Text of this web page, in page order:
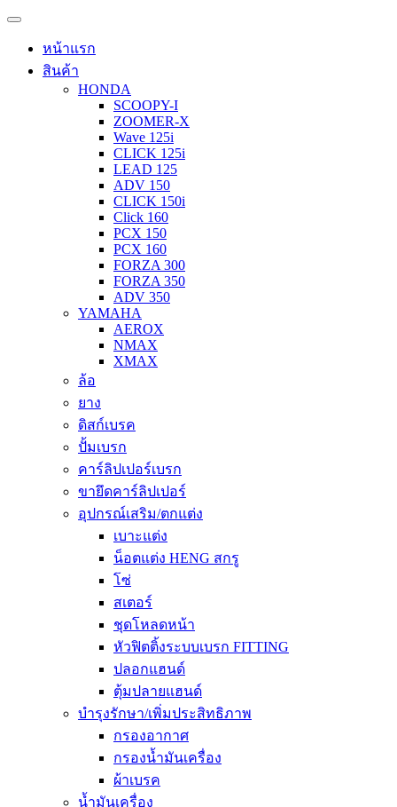
หน้าแรก
สินค้า
HONDA
SCOOPY-I
ZOOMER-X
Wave 125i
CLICK 125i
LEAD 125
ADV 150
CLICK 150i
Click 160
PCX 150
PCX 160
FORZA 300
FORZA 350
ADV 350
YAMAHA
AEROX
NMAX
XMAX
ล้อ
ยาง
ดิสก์เบรค
ปั้มเบรก
คาร์ลิปเปอร์เบรก
ขายึดคาร์ลิปเปอร์
อุปกรณ์เสริม/ตกแต่ง
เบาะแต่ง
น็อตแต่ง HENG สกรู
โซ่
สเตอร์
ชุดโหลดหน้า
หัวฟิตติ้งระบบเบรก FITTING
ปลอกแฮนด์
ตุ้มปลายแฮนด์
บำรุงรักษา/เพิ่มประสิทธิภาพ
กรองอากาศ
กรองน้ำมันเครื่อง
ผ้าเบรค
น้ำมันเครื่อง